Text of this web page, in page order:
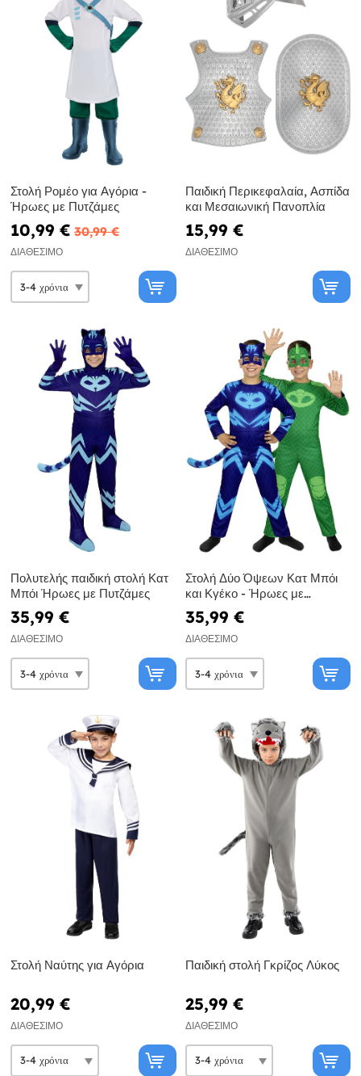
Στολή Ρομέο για Αγόρια -
Ήρωες με Πυτζάμες
10,99 € 30,99 €
ΔΙΑΘΈΣΙΜΟ
Παιδική Περικεφαλαία, Ασπίδα
και Μεσαιωνική Πανοπλία
15,99 €
ΔΙΑΘΈΣΙΜΟ
Πολυτελής παιδική στολή Κατ
Μπόι Ήρωες με Πυτζάμες
35,99 €
ΔΙΑΘΈΣΙΜΟ
Στολή Δύο Όψεων Κατ Μπόι
και Κγέκο - Ήρωες με
Πυτζάμες
35,99 €
ΔΙΑΘΈΣΙΜΟ
Στολή Ναύτης για Αγόρια
20,99 €
ΔΙΑΘΈΣΙΜΟ
Παιδική στολή Γκρίζος Λύκος
25,99 €
ΔΙΑΘΈΣΙΜΟ